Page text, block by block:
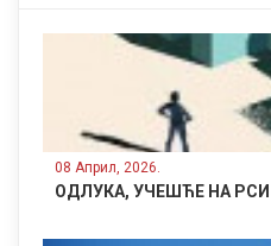
08 Април, 2026.
ОДЛУКА, УЧЕШЋЕ НА РСИ